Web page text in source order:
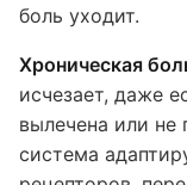
боль уходит.
Хроническая
исчезает, даже
вылечена или не
система